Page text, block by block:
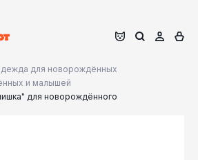
для новорождённых
и малышей
для новорождённого